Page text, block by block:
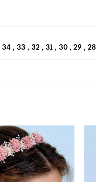
34 , 33 , 32 , 31 , 30 , 29 , 28